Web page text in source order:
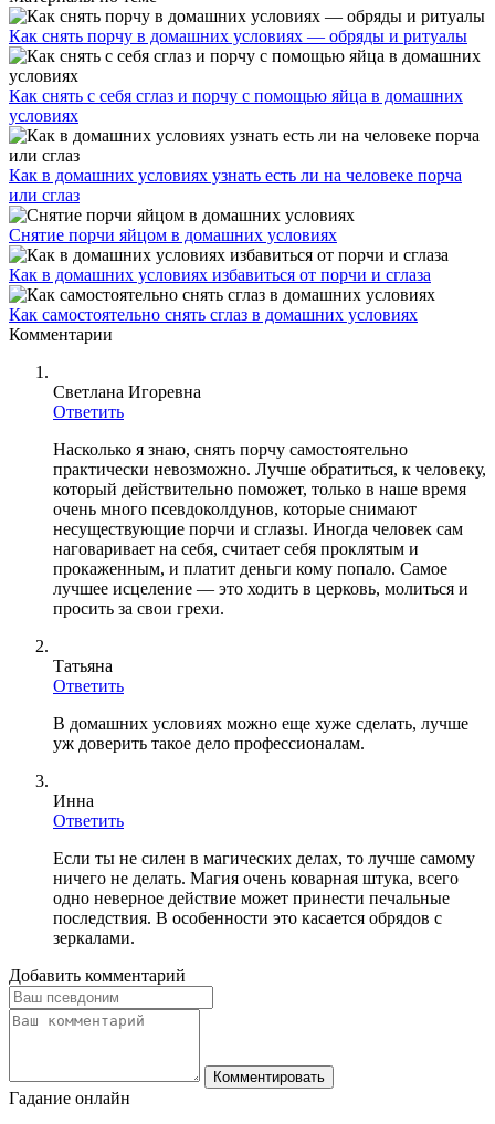
Как снять порчу в домашних условиях — обряды и ритуалы
Как снять с себя сглаз и порчу с помощью яйца в домашних
условиях
Как в домашних условиях узнать есть ли на человеке порча
или сглаз
Снятие порчи яйцом в домашних условиях
Как в домашних условиях избавиться от порчи и сглаза
Как самостоятельно снять сглаз в домашних условиях
Комментарии
Светлана Игоревна
Ответить
Насколько я знаю, снять порчу самостоятельно
практически невозможно. Лучше обратиться, к человеку,
который действительно поможет, только в наше время
очень много псевдоколдунов, которые снимают
несуществующие порчи и сглазы. Иногда человек сам
наговаривает на себя, считает себя проклятым и
прокаженным, и платит деньги кому попало. Самое
лучшее исцеление — это ходить в церковь, молиться и
просить за свои грехи.
Татьяна
Ответить
В домашних условиях можно еще хуже сделать, лучше
уж доверить такое дело профессионалам.
Инна
Ответить
Если ты не силен в магических делах, то лучше самому
ничего не делать. Магия очень коварная штука, всего
одно неверное действие может принести печальные
последствия. В особенности это касается обрядов с
зеркалами.
Добавить комментарий
Гадание онлайн